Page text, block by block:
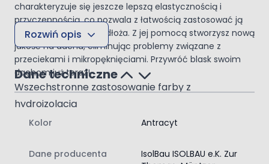
charakteryzuje się jeszcze lepszą elastycznością i
przyczepnością, co pozwala z łatwością zastosować ją
na wielu rodzajach podłoża. Z jej pomocą stworzysz nową
jakość na dachu, eliminując problemy związane z
przeciekami i mikropęknięciami. Przywróć blask swoim
dachom już teraz!
Wszechstronne zastosowanie farby z
hydroizolacją
Naszafarba z hydroizolacją
to świetny wybór dla
tego, czy stawiasz na farbę ceglaną , czy wybierasz
Rozwiń opis
Dane techniczne
Kolor Antracyt
Dane producenta
IsolBau ISOLBAU e.K. Zur